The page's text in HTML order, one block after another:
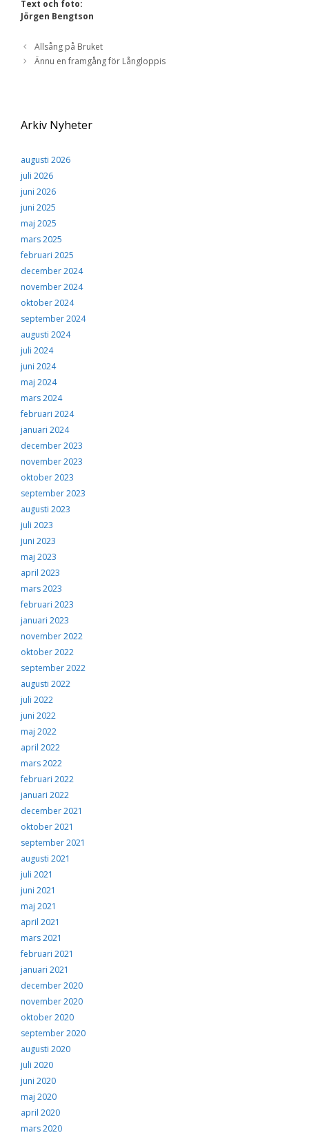
Text och foto:
Jörgen Bengtson
Allsång på Bruket
Ännu en framgång för Långloppis
Arkiv Nyheter
augusti 2026
juli 2026
juni 2026
juni 2025
maj 2025
mars 2025
februari 2025
december 2024
november 2024
oktober 2024
september 2024
augusti 2024
juli 2024
juni 2024
maj 2024
mars 2024
februari 2024
januari 2024
december 2023
november 2023
oktober 2023
september 2023
augusti 2023
juli 2023
juni 2023
maj 2023
april 2023
mars 2023
februari 2023
januari 2023
november 2022
oktober 2022
september 2022
augusti 2022
juli 2022
juni 2022
maj 2022
april 2022
mars 2022
februari 2022
januari 2022
december 2021
oktober 2021
september 2021
augusti 2021
juli 2021
juni 2021
maj 2021
april 2021
mars 2021
februari 2021
januari 2021
december 2020
november 2020
oktober 2020
september 2020
augusti 2020
juli 2020
juni 2020
maj 2020
april 2020
mars 2020